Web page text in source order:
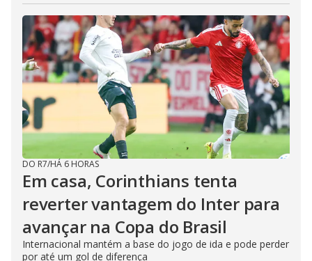
DO R7/HÁ 6 HORAS
Em casa, Corinthians tenta
reverter vantagem do Inter para
avançar na Copa do Brasil
Internacional mantém a base do jogo de ida e pode perder
por até um gol de diferença